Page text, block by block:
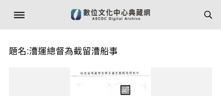
題名:漕運總督為截留漕船事